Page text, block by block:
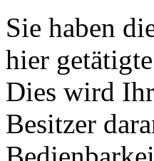
Sie haben
hier
Dies wird
Besitzer